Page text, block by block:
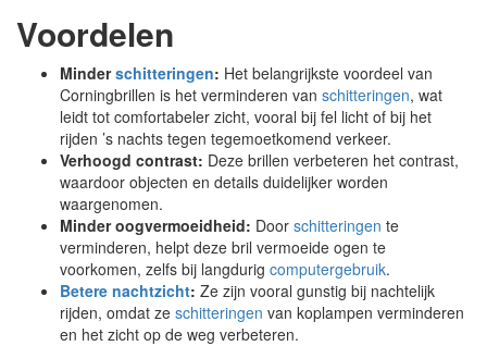
Voordelen
Minderschitteringen: Het belangrijkste voordeel van
Corningbrillen is het verminderen van schitteringen, wat
leidt tot comfortabeler zicht, vooral bij fel licht of bij het
rijden ’s nachts tegen tegemoetkomend verkeer.
Verhoogd contrast: Deze brillen verbeteren het contrast,
waardoor objecten en details duidelijker worden
waargenomen.
Minder oogvermoeidheid: Door schitteringen te
verminderen, helpt deze bril vermoeide ogen te
voorkomen, zelfs bij langdurig computergebruik.
Betere nachtzicht: Ze zijn vooral gunstig bij nachtelijk
rijden, omdat ze schitteringen van koplampen verminderen
en het zicht op de weg verbeteren.